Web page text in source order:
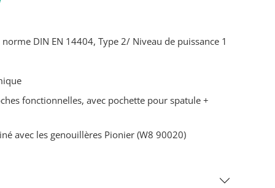
DIN EN 14404, Type 2/ Niveau de puissance 1
fonctionnelles, avec pochette pour spatule +
avec les genouillères Pionier (W8 90020)